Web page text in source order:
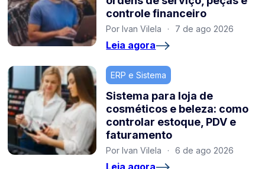
controle financeiro
Por Ivan Vilela · 7 de ago 2026
Leia agora
ERP e Sistema
Sistema para loja de
cosméticos e beleza: como
controlar estoque, PDV e
faturamento
Por Ivan Vilela · 6 de ago 2026
Leia agora